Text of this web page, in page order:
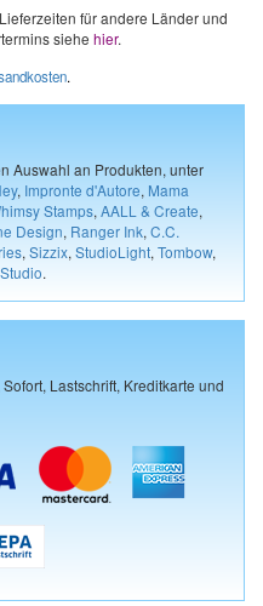
für andere Länder und
siehe hier.
.
Auswahl an Produkten, unter
, Impronte d'Autore, Mama
Stamps, AALL & Create,
Design, Ranger Ink, C.C.
, Sizzix, StudioLight, Tombow,
.
Lastschrift, Kreditkarte und